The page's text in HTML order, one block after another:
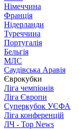
Німеччина
Франція
Нідерланди
Туреччина
Португалія
Бельгія
МЛС
Саудівська Аравія
Єврокубки
Ліга чемпіонів
Ліга Європи
Суперкубок УЄФА
Ліга конференцій
ЛЧ - Top News